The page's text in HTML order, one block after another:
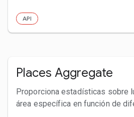
API
Places Aggregate
Proporciona estadísticas sobre
área específica en función de